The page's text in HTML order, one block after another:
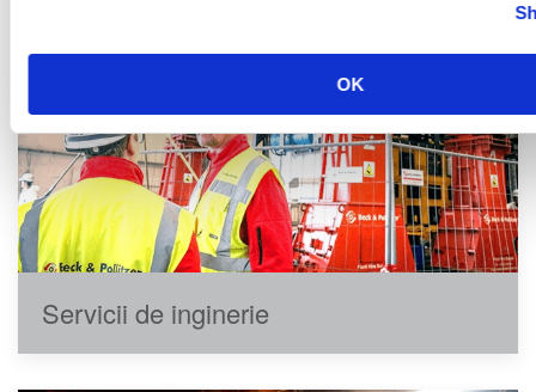
OK
Servicii de inginerie